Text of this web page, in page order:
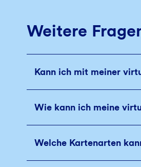
Weitere
Kann ich mit meiner
Wie kann ich meine
Welche Kartenarten